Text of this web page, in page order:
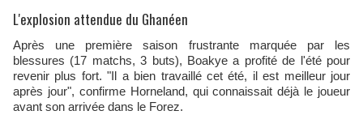
L'explosion attendue du Ghanéen
Après une première saison frustrante marquée par les
blessures (17 matchs, 3 buts), Boakye a profité de l'été pour
revenir plus fort. "Il a bien travaillé cet été, il est meilleur jour
après jour", confirme Horneland, qui connaissait déjà le joueur
avant son arrivée dans le Forez.